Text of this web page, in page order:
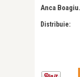
Anca Boagiu.
Distribuie: